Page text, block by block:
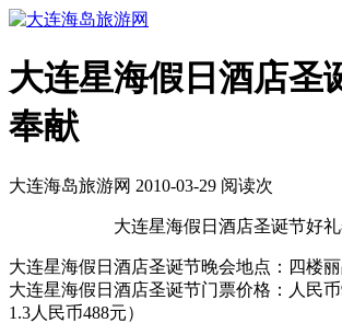
大连星海假日酒店圣
奉献
大连海岛旅游网 2010-03-29 阅读次
大连星海假日酒店圣诞节好
大连星海假日酒店圣诞节晚会地点：四楼
大连星海假日酒店圣诞节门票价格：人民
1.3人民币488元）